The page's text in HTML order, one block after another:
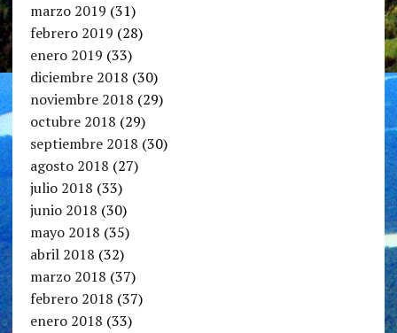
marzo 2019 (31)
febrero 2019 (28)
enero 2019 (33)
diciembre 2018 (30)
noviembre 2018 (29)
octubre 2018 (29)
septiembre 2018 (30)
agosto 2018 (27)
julio 2018 (33)
junio 2018 (30)
mayo 2018 (35)
abril 2018 (32)
marzo 2018 (37)
febrero 2018 (37)
enero 2018 (33)